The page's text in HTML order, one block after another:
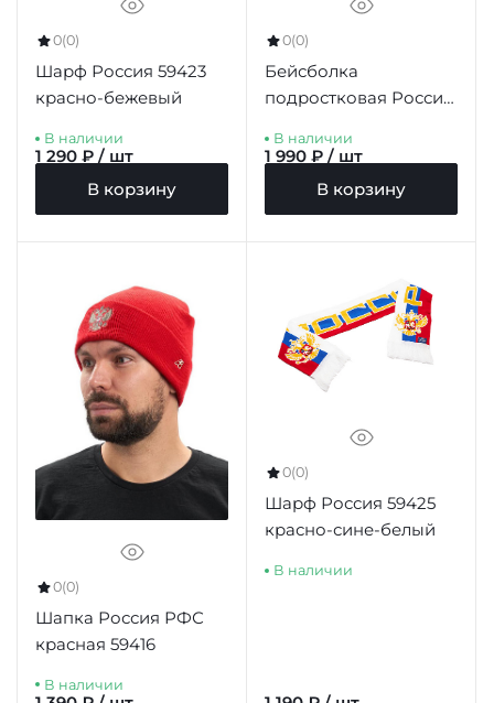
0(0)
Шарф Россия 59423
красно-бежевый
В наличии
1 290 ₽ / шт
В корзину
0(0)
Бейсболка
подростковая Россия
В наличии
1 990 ₽ / шт
В корзину
0(0)
Шапка Россия РФС
красная 59416
В наличии
0(0)
Шарф Россия 59425
красно-сине-белый
В наличии